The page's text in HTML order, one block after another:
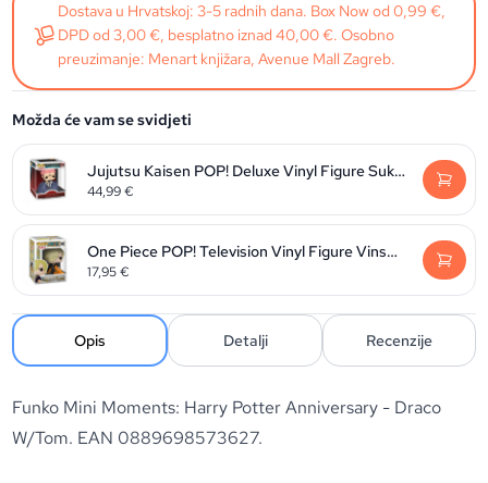
Dostava u Hrvatskoj: 3-5 radnih dana. Box Now od 0,99 €,
DPD od 3,00 €, besplatno iznad 40,00 €. Osobno
preuzimanje: Menart knjižara, Avenue Mall Zagreb.
Možda će vam se svidjeti
Jujutsu Kaisen POP! Deluxe Vinyl Figure Sukuna 9 cm
44,99€
One Piece POP! Television Vinyl Figure Vinsmoke Sanji 9 cm
17,95€
Opis Detalji Recenzije
Funko Mini Moments: Harry Potter Anniversary - Draco
W/Tom. EAN 0889698573627.